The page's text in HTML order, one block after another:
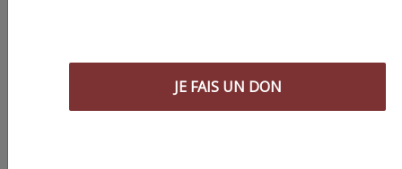
AGORA
JE FAIS UN DON